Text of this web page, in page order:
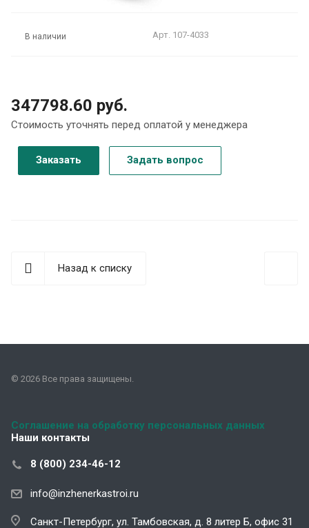
В наличии Арт. 107-4033
347798.60 руб.
Стоимость уточнять перед оплатой у менеджера
Заказать Задать вопрос
Назад к списку
© 2026 Все права защищены.
Соглашение на обработку персональных данных
Наши контакты
8 (800) 234-46-12
info@inzhenerkastroi.ru
Санкт-Петербург, ул. Тамбовская, д. 8 литер Б, офис 31